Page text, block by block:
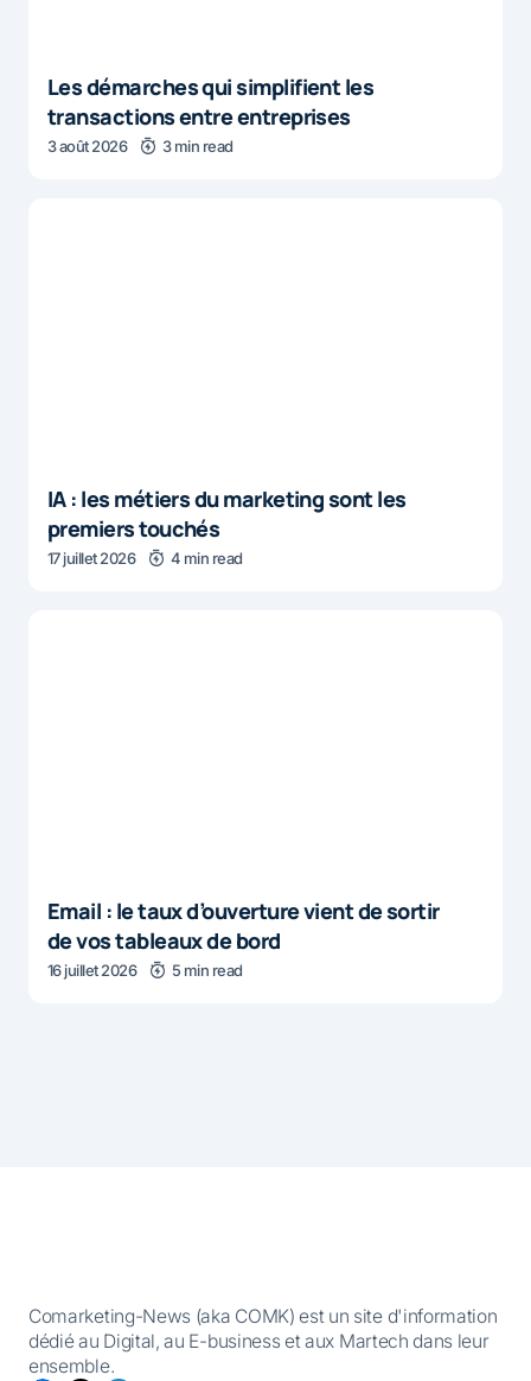
Les démarches qui simplifient les
transactions entre entreprises
3 août 2026 3 min read
IA : les métiers du marketing sont les
premiers touchés
17 juillet 2026 4 min read
Email : le taux d’ouverture vient de sortir
de vos tableaux de bord
16 juillet 2026 5 min read
Comarketing-News (aka COMK) est un site d'information
dédié au Digital, au E-business et aux Martech dans leur
ensemble.